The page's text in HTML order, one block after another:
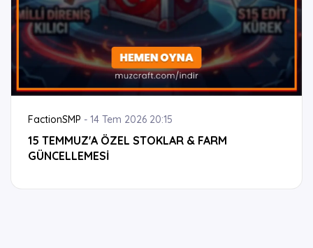
FactionSMP - 14 Tem 2026 20:15
15 TEMMUZ'A ÖZEL STOKLAR & FARM
GÜNCELLEMESİ